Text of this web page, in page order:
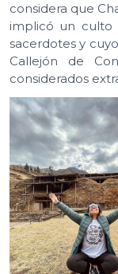
considera que
implicó un culto
sacerdotes y
Callejón de
considerados